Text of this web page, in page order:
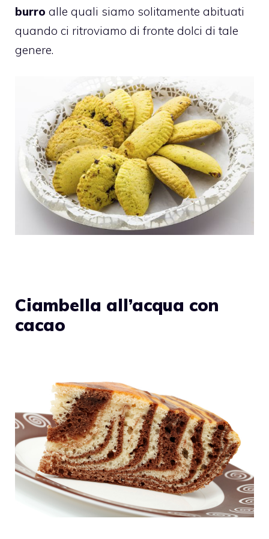
burro alle quali siamo solitamente abituati
quando ci ritroviamo di fronte dolci di tale
genere.
Ciambella all’acqua con
cacao